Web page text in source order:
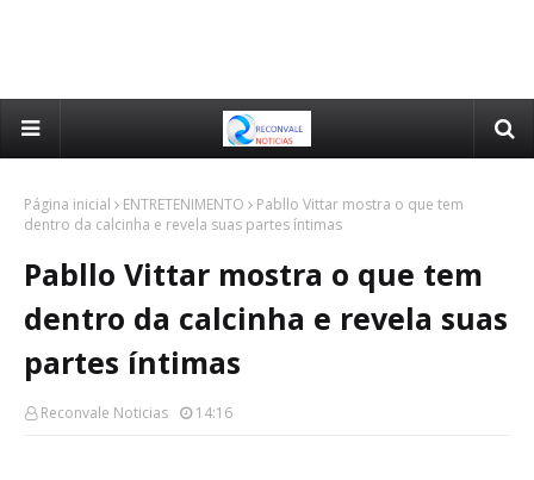
Página inicial ENTRETENIMENTO
Pabllo Vittar mostra o que tem
dentro da calcinha e revela suas partes íntimas
Pabllo Vittar mostra o que tem
dentro da calcinha e revela suas
partes íntimas
Reconvale Noticias 14:16